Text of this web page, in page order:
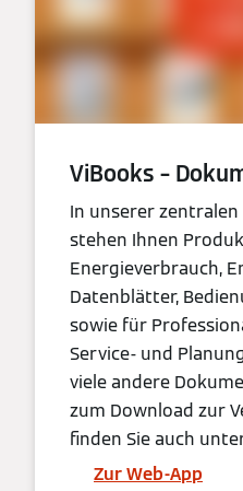
ViBooks –
In unserer
stehen Ihnen
Energieverbrauch,
Datenblätter,
sowie für
Service- und
viele andere
zum Download zur
finden Sie auch
Zur Web-App